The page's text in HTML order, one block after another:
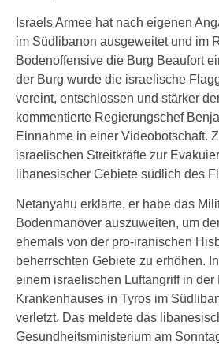
Israels Armee hat nach eigenen
im Südlibanon ausgeweitet und im
Bodenoffensive die Burg Beaufort
der Burg wurde die israelische
vereint, entschlossen und stärker
kommentierte Regierungschef
Einnahme in einer Videobotschaft.
israelischen Streitkräfte zur
libanesischer Gebiete südlich des
Netanyahu erklärte, er habe das
Bodenmanöver auszuweiten, um
ehemals von der pro-iranischen
beherrschten Gebiete zu erhöhen.
einem israelischen Luftangriff in der
Krankenhauses in Tyros im
verletzt. Das meldete das
Gesundheitsministerium am